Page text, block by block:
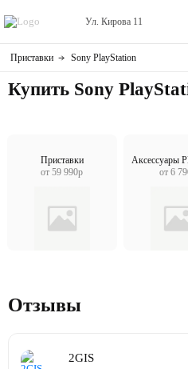
Ул. Кирова 11
Контакты
магазине
Apple
Dyson
Приставки
Приставки Sony PlayStation
Купить Sony
Приставки
от 59 990р
Аксессуары
от 6
Отзывы
2GIS